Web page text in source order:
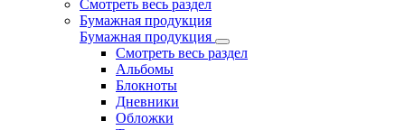
Смотреть весь раздел
Бумажная продукция
Бумажная продукция
Смотреть весь раздел
Альбомы
Блокноты
Дневники
Обложки